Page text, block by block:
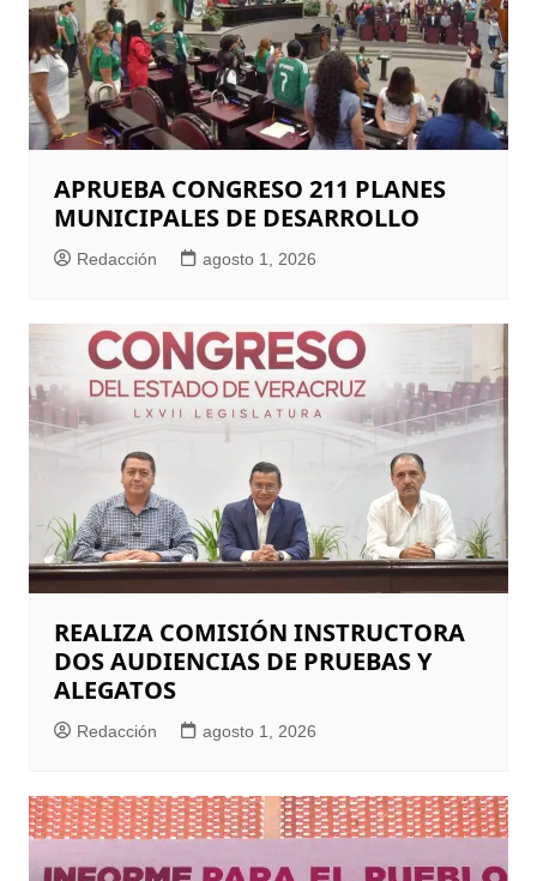
APRUEBA CONGRESO 211 PLANES
MUNICIPALES DE DESARROLLO
Redacción agosto 1, 2026
REALIZA COMISIÓN INSTRUCTORA
DOS AUDIENCIAS DE PRUEBAS Y
ALEGATOS
Redacción agosto 1, 2026